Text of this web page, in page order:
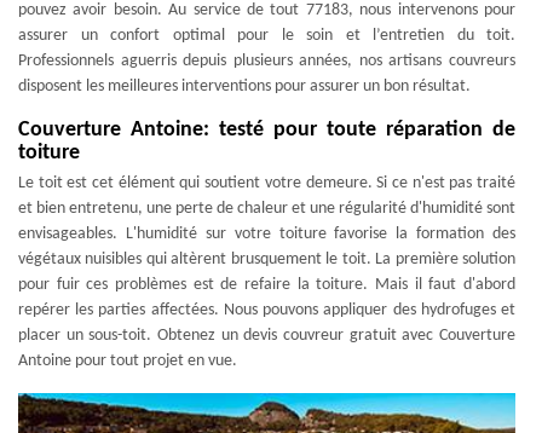
pouvez avoir besoin. Au service de tout 77183, nous intervenons pour
assurer un confort optimal pour le soin et l’entretien du toit.
Professionnels aguerris depuis plusieurs années, nos artisans couvreurs
disposent les meilleures interventions pour assurer un bon résultat.
Couverture Antoine: testé pour toute réparation de
toiture
Le toit est cet élément qui soutient votre demeure. Si ce n'est pas traité
et bien entretenu, une perte de chaleur et une régularité d'humidité sont
envisageables. L'humidité sur votre toiture favorise la formation des
végétaux nuisibles qui altèrent brusquement le toit. La première solution
pour fuir ces problèmes est de refaire la toiture. Mais il faut d'abord
repérer les parties affectées. Nous pouvons appliquer des hydrofuges et
placer un sous-toit. Obtenez un devis couvreur gratuit avec Couverture
Antoine pour tout projet en vue.